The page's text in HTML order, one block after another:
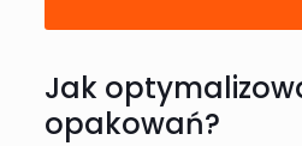
Jak
opakowań?